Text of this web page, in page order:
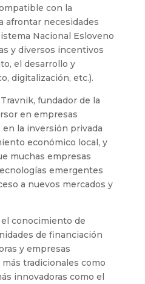
con la
afrontar necesidades
Nacional Esloveno
y diversos incentivos
el desarrollo y
digitalización, etc.).
fundador de la
en empresas
la inversión privada
económico local, y
muchas empresas
emergentes
a nuevos mercados y
conocimiento de
de financiación
y empresas
tradicionales como
innovadoras como el